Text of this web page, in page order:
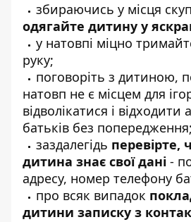
збираючись у місця
одягайте дитину у
у натовпі міцно
руку;
поговоріть з дитиною,
натовп не є місцем для
відволікатися і відходити
батьків без попередження;
заздалегідь перевірте,
дитина знає свої дані -
адресу, номер телефону
про всяк випадок
дитини записку з